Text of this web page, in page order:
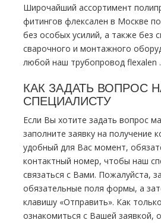
Широчайший ассортимент
фитингов флексален в Москве
без особых усилий, а также без
сварочного и мoнтaжного
любой наш тpубопровод flехalеn .
КАК ЗАДАТЬ ВОПРОС
СПЕЦИАЛИСТУ
Если Вы хотите задать вопрос
заполните заявку на получение
удобный для Вас момент,
контактный номер, чтобы наш
связаться с Вами. Пожалуйста,
обязательные поля формы, а
клавишу «Отправить». Как
ознакомиться с Вашей заявкой,